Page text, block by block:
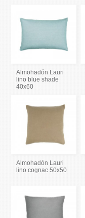
Almohadón Lauri
lino blue shade
40x60
Almohadón Lauri
lino cognac 50x50